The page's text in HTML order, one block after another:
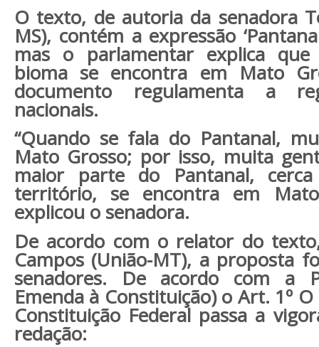
O texto, de autoria da senadora
MS), contém a expressão
mas o parlamentar explica
bioma se encontra em Mato
documento regulamenta a
nacionais.
“Quando se fala do Pantanal,
Mato Grosso; por isso, muita
maior parte do Pantanal,
território, se encontra em
explicou o senadora.
De acordo com o relator do
Campos (União-MT), a proposta
senadores. De acordo com a
Emenda à Constituição) o Art. 1º
Constituição Federal passa a
redação: